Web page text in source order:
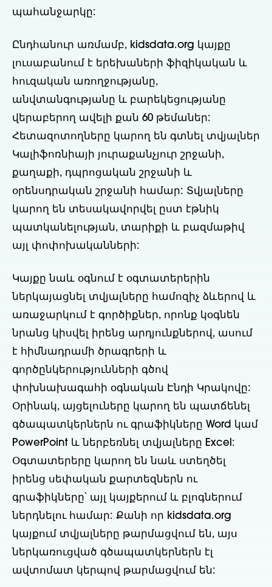
պահանջարկը:
Ընդհանուր առմամբ, kidsdata.org կայքը
լուսաբանում է երեխաների ֆիզիկական և
հուզական առողջությանը,
անվտանգությանը և բարեկեցությանը
վերաբերող ավելի քան 60 թեմաներ:
Հետազոտողները կարող են գտնել տվյալներ
Կալիֆոռնիայի յուրաքանչյուր շրջանի,
քաղաքի, դպրոցական շրջանի և
օրենսդրական շրջանի համար: Տվյալները
կարող են տեսակավորվել ըստ էթնիկ
պատկանելության, տարիքի և բազմաթիվ
այլ փոփոխականների:
Կայքը նաև օգնում է օգտատերերին
ներկայացնել տվյալները համոզիչ ձևերով և
առաջարկում է գործիքներ, որոնք կօգնեն
նրանց կիսվել իրենց արդյունքներով, ասում
է հիմնադրամի ծրագրերի և
գործընկերությունների գծով
փոխնախագահի օգնական Էնդի Կրակովը:
Օրինակ, այցելուները կարող են պատճենել
գծապատկերներն ու գրաֆիկները Word կամ
PowerPoint և ներբեռնել տվյալները Excel:
Օգտատերերը կարող են նաև ստեղծել
իրենց սեփական քարտեզներն ու
գրաֆիկները՝ այլ կայքերում և բլոգներում
ներդնելու համար: Քանի որ kidsdata.org
կայքում տվյալները թարմացվում են, այս
ներկառուցված գծապատկերներն էլ
ավտոմատ կերպով թարմացվում են: